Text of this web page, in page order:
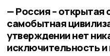
— Россия – открытая
самобытная
утверждении нет
исключительность и